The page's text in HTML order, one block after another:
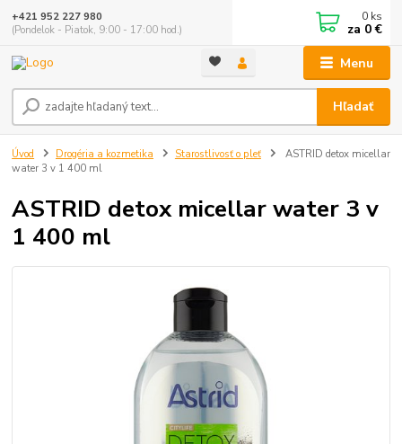
Menu
Hľadať
+421 952 227 980
(Pondelok - Piatok, 9:00 - 17:00 hod.)
0 ks
za 0 €
Úvod Drogéria a kozmetika Starostlivosť o pleť
ASTRID detox micellar
water 3 v 1 400 ml
ASTRID detox micellar water 3 v
1 400 ml